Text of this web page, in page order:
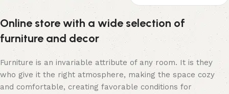
Online store with a wide selection of
furniture and decor
Furniture is an invariable attribute of any room. It is they
who give it the right atmosphere, making the space cozy
and comfortable, creating favorable conditions for